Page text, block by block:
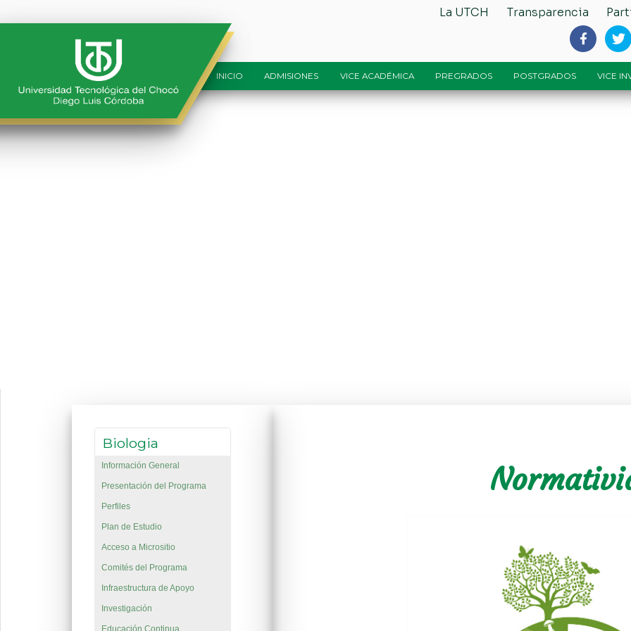
La UTCH Transparencia
INICIO ADMISIONES VICE ACADÉMICA PREGRADOS POSTGRADOS VICE
Banner_Biologia
Biologia
Información General
Presentación del Programa
Perfiles
Plan de Estudio
Acceso a Micrositio
Comités del Programa
Infraestructura de Apoyo
Investigación
Educación Continua